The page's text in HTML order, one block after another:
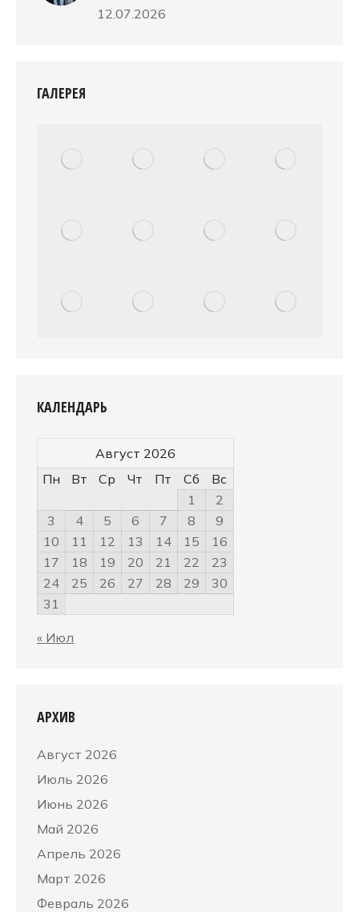
12.07.2026
ГАЛЕРЕЯ
КАЛЕНДАРЬ
Август 2026
Пн
Вт Ср Чт Пт Сб
Вс
1
2
3
4 5 6 7 8
9
10
11 12 13 14 15
16
17
18 19 20 21 22
23
24
25 26 27 28 29
30
31
« Июл
АРХИВ
Август 2026
Июль 2026
Июнь 2026
Май 2026
Апрель 2026
Март 2026
Февраль 2026